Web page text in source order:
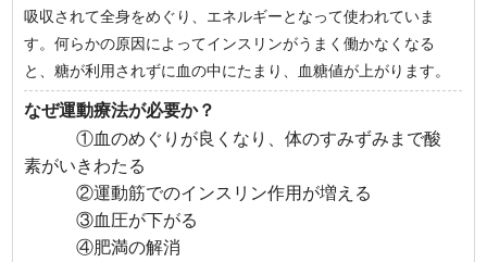
吸収されて全身をめぐり、エネルギーとなって使われていま
す。何らかの原因によってインスリンがうまく働かなくなる
と、糖が利用されずに血の中にたまり、血糖値が上がります。
なぜ運動療法が必要か？
①血のめぐりが良くなり、体のすみずみまで酸
素がいきわたる
②運動筋でのインスリン作用が増える
③血圧が下がる
④肥満の解消